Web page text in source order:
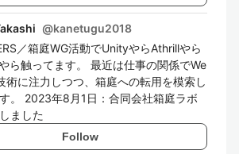
@kanetugu2018
／箱庭WG活動でUnityやらAthrillやら
ら触ってます。 最近は仕事の関係でWe
術に注力しつつ、箱庭への転用を模索し
。 2023年8月1日：合同会社箱庭ラボ
ました
Follow